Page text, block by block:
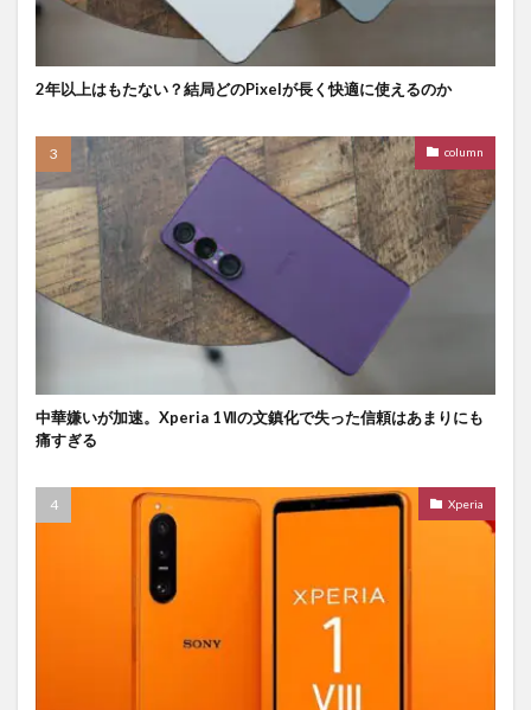
2年以上はもたない？結局どのPixelが長く快適に使えるのか
column
中華嫌いが加速。Xperia 1Ⅶの文鎮化で失った信頼はあまりにも
痛すぎる
Xperia